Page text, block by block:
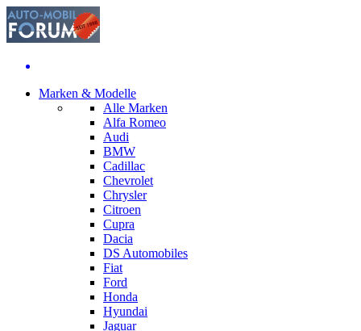
Marken & Modelle
Alle Marken
Alfa Romeo
Audi
BMW
Cadillac
Chevrolet
Chrysler
Citroen
Cupra
Dacia
DS Automobiles
Fiat
Ford
Honda
Hyundai
Jaguar